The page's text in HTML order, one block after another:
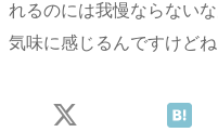
れるのには我慢ならない
気味に感じるんですけど